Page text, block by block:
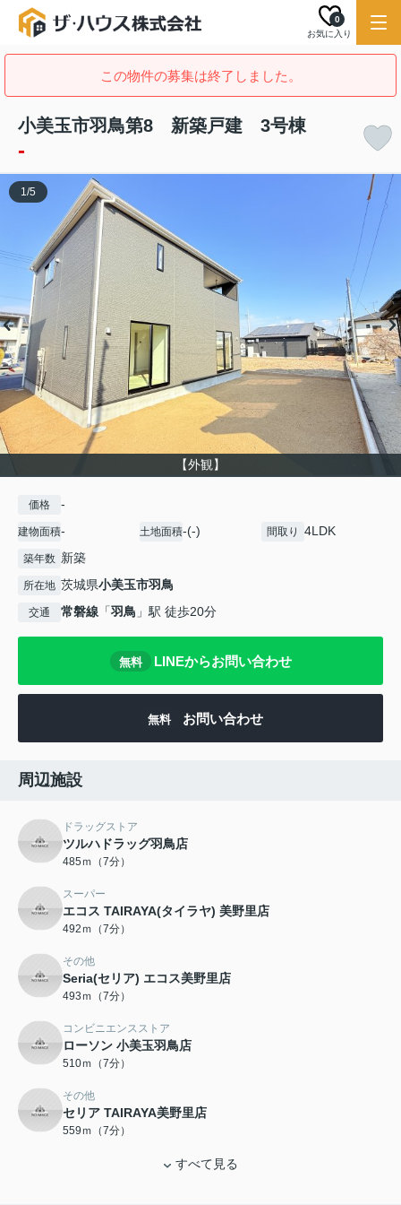
お気に入り
0
この物件の募集は終了しました。
小美玉市羽鳥第8 新築戸建 3号棟
-
【外観】
1/5
価格 -
建物面積- 土地面積-(-) 間取り 4LDK
築年数 新築
所在地 茨城県小美玉市羽鳥
交通 常磐線 「羽鳥 」駅 徒歩20分
無料 LINEからお問い合わせ
無料 お問い合わせ
周辺施設
ドラッグストア
ツルハドラッグ羽鳥店
485ｍ（7分）
スーパー
エコス TAIRAYA(タイラヤ) 美野里店
492ｍ（7分）
その他
Seria(セリア) エコス美野里店
493ｍ（7分）
コンビニエンスストア
ローソン 小美玉羽鳥店
510ｍ（7分）
その他
セリア TAIRAYA美野里店
559ｍ（7分）
すべて見る